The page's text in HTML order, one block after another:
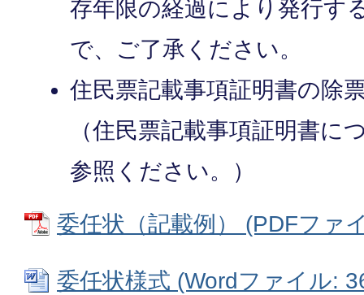
存年限の経過により発行す
で、ご了承ください。
住民票記載事項証明書の除
（住民票記載事項証明書に
参照ください。）
委任状（記載例） (PDFファ
委任状様式 (Wordファイル: